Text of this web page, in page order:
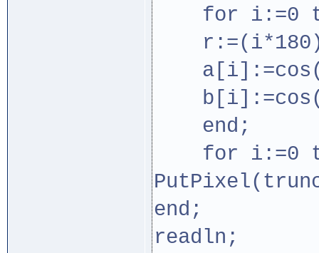
for i:=0 to
end;
for i:=0
end;
readln;